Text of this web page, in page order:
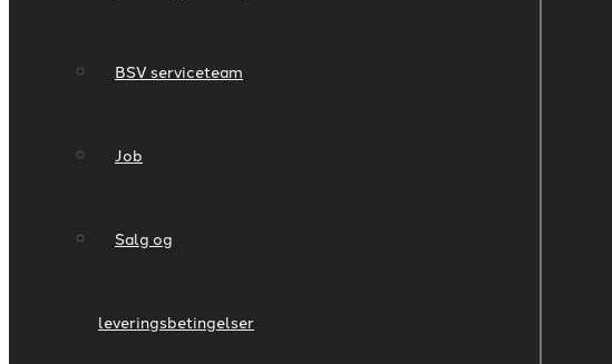
BSV serviceteam
Job
Salg og
leveringsbetingelser